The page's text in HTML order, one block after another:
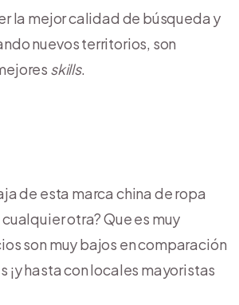
la mejor calidad de búsqueda y
nuevos territorios, son
skills.
de esta marca china de ropa
otra? Que es muy
son muy bajos en comparación
¡y hasta con locales mayoristas